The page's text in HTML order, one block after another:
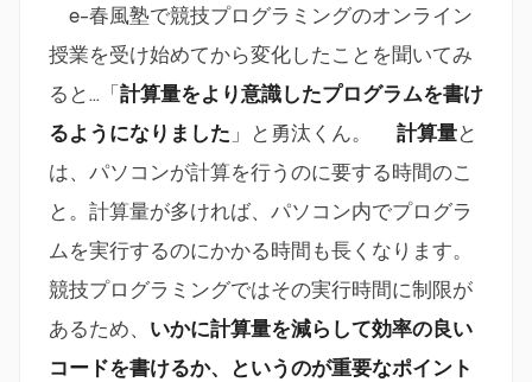
e-春風塾で競技プログラミングのオンライン
授業を受け始めてから変化したことを聞いてみ
ると…「計算量をより意識したプログラムを書け
るようになりました 」と勇汰くん。 計算量と
は、パソコンが計算を行うのに要する時間のこ
と。計算量が多ければ、パソコン内でプログラ
ムを実行するのにかかる時間も長くなります。
競技プログラミングではその実行時間に制限が
あるため、 いかに計算量を減らして効率の良い
コードを書けるか、というのが重要なポイント